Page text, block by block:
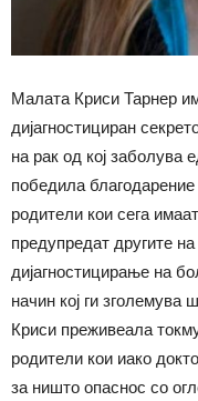
Малата Криси Тарнер
дијагностициран
на рак од кој заболува
победила благодарение
родители кои сега
предупредат другите
дијагностицирање на
начин кој ги зголемува
Криси преживеала
родители кои иако
за ништо опаснос со